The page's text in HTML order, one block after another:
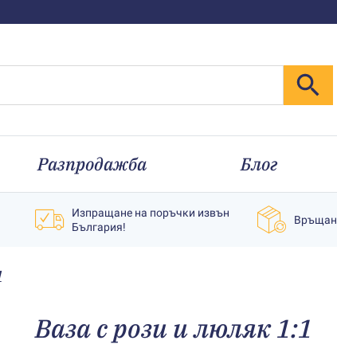
Разпродажба Блог
Изпращане на поръчки извън
България!
Ваза с рози и люляк 1:1